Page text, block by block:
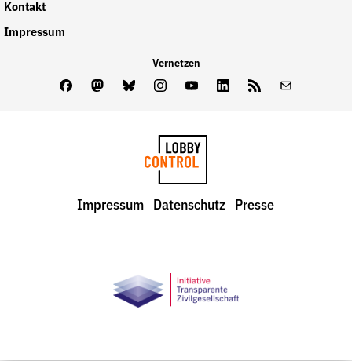
Kontakt
Impressum
Vernetzen
FacebookMastodon
BlueskyInstagram
YoutubeLinkedInFeed
LobbyControl
Impressum Datenschutz Presse